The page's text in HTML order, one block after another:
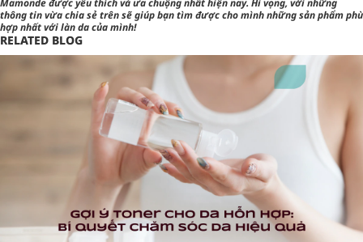
Mamonde được yêu thích và ưa chuộng nhất hiện nay. Hi vọng, với những
thông tin vừa chia sẻ trên sẽ giúp bạn tìm được cho mình những sản phẩm phù
hợp nhất với làn da của mình!
RELATED BLOG